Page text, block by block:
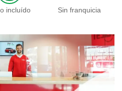
incluído Sin franquicia